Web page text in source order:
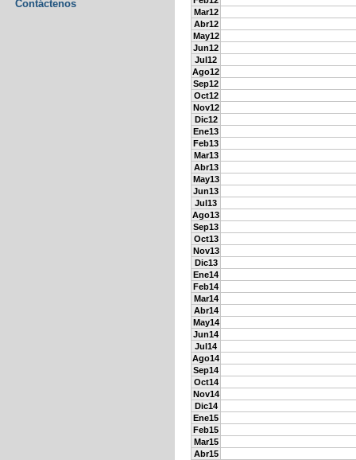
Contáctenos
Mar12
Abr12
May12
Jun12
Jul12
Ago12
Sep12
Oct12
Nov12
Dic12
Ene13
Feb13
Mar13
Abr13
May13
Jun13
Jul13
Ago13
Sep13
Oct13
Nov13
Dic13
Ene14
Feb14
Mar14
Abr14
May14
Jun14
Jul14
Ago14
Sep14
Oct14
Nov14
Dic14
Ene15
Feb15
Mar15
Abr15